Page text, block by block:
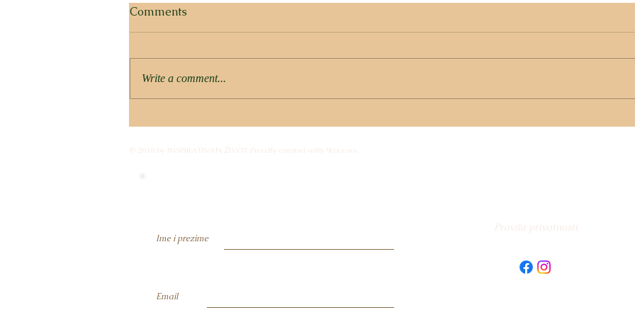
LJETNE PROMJENE U
Comments
Write a comment...
© 2018 by INSPIRATIVAN ŽIVOT Proudly created with Wix.com
Ime i prezime
Email
Pravila privatnosti